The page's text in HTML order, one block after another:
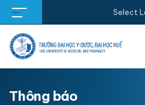
Select
Thông báo